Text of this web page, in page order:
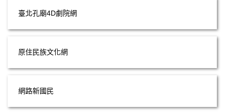
臺北孔廟4D劇院網
原住民族文化網
網路新國民